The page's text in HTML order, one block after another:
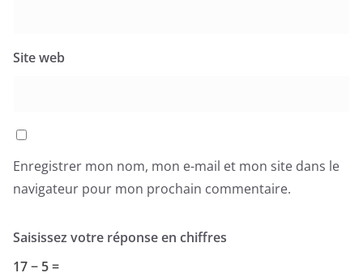
Site web
Enregistrer mon nom, mon e-mail et mon site dans le
navigateur pour mon prochain commentaire.
Saisissez votre réponse en chiffres
17 − 5 =